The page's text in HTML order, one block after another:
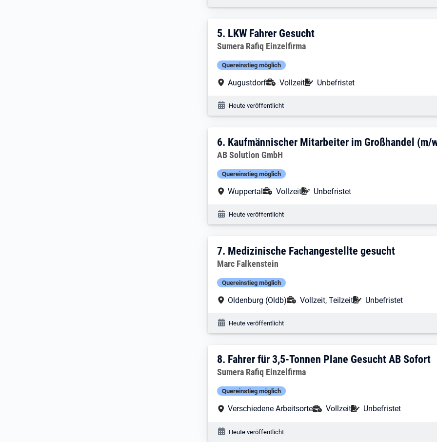
5. Ergebnis: LKW Fahrer Gesucht
5. LKW Fahrer Gesucht
Arbeitgeber:
Sumera Rafiq Einzelfirma
Quereinstieg möglich
Arbeitsort:
Augustdorf Anstellungsart:
Vollzeit Befristung:
Unbefristet
Veröffentlichungsdatum:
Heute veröffentlicht
6. Ergebnis: Kaufmännischer
6. Kaufmännischer Mitarbeiter im Großhandel (m/
Arbeitgeber:
AB Solution GmbH
Quereinstieg möglich
Arbeitsort:
Wuppertal Anstellungsart:
Vollzeit Befristung:
Unbefristet
Veröffentlichungsdatum:
Heute veröffentlicht
7. Ergebnis: Medizinische
7. Medizinische Fachangestellte gesucht
Arbeitgeber:
Marc Falkenstein
Quereinstieg möglich
Arbeitsort:
Oldenburg (Oldb) Anstellungsart:
Vollzeit, Teilzeit Befristung:
Unbefristet
Veröffentlichungsdatum:
Heute veröffentlicht
8. Ergebnis: Fahrer für 3,5-Tonnen
8. Fahrer für 3,5-Tonnen Plane Gesucht AB Sofort
Arbeitgeber:
Sumera Rafiq Einzelfirma
Quereinstieg möglich
Arbeitsort:
Verschiedene Arbeitsorte Anstellungsart:
Vollzeit Befristung:
Unbefristet
Veröffentlichungsdatum:
Heute veröffentlicht